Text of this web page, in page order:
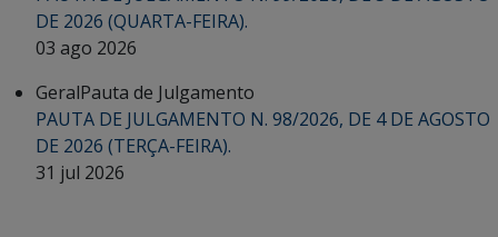
DE 2026 (QUARTA-FEIRA).
03 ago 2026
GeralPauta de Julgamento
PAUTA DE JULGAMENTO N. 98/2026, DE 4 DE AGOSTO
DE 2026 (TERÇA-FEIRA).
31 jul 2026